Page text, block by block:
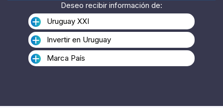
Deseo recibir información de:
Uruguay XXI
Invertir en Uruguay
Marca País